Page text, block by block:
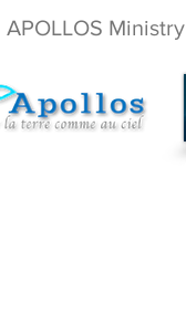
APOLLOS Ministry